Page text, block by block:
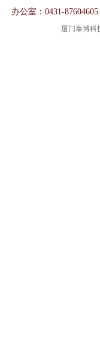
办公室：0431-
厦门泰博科